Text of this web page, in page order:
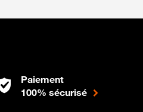
Paiement
100% sécurisé